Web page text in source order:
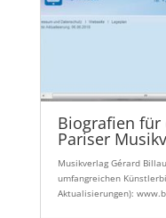
Biografien für
Pariser
Musikverlag Gérard
umfangreichen
Aktualisierungen):